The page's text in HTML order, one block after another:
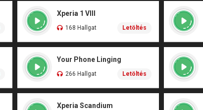
Xperia 1 VIII
168 Hallgat Letöltés
Your Phone Linging
266 Hallgat Letöltés
Xperia Scandium